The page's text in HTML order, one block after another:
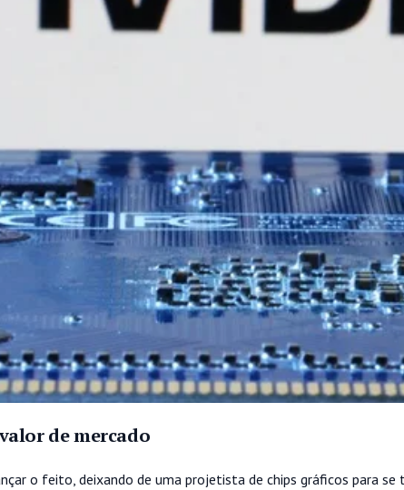
de mercado
o feito, deixando de uma projetista de chips gráficos para se